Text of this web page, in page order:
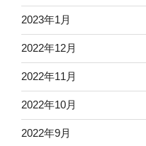
2023年1月
2022年12月
2022年11月
2022年10月
2022年9月